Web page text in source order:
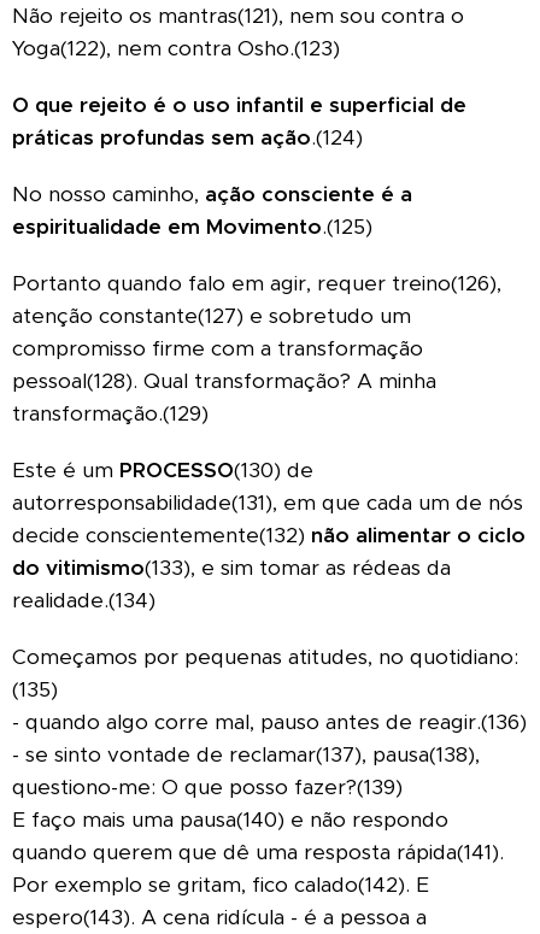
Não rejeito os mantras(121), nem sou contra o
Yoga(122), nem contra Osho.(123)
O que rejeito é o uso infantil e superficial de
práticas profundas sem ação.(124)
No nosso caminho, ação consciente é a
espiritualidade em Movimento.(125)
Portanto quando falo em agir, requer treino(126),
atenção constante(127) e sobretudo um
compromisso firme com a transformação
pessoal(128). Qual transformação? A minha
transformação.(129)
Este é um PROCESSO(130) de
autorresponsabilidade(131), em que cada um de nós
decide conscientemente(132) não alimentar o ciclo
do vitimismo(133), e sim tomar as rédeas da
realidade.(134)
Começamos por pequenas atitudes, no quotidiano:
(135)
- quando algo corre mal, pauso antes de reagir.(136)
- se sinto vontade de reclamar(137), pausa(138),
questiono-me: O que posso fazer?(139)
E faço mais uma pausa(140) e não respondo
quando querem que dê uma resposta rápida(141).
Por exemplo se gritam, fico calado(142). E
espero(143). A cena ridícula - é a pessoa a